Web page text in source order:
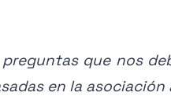
que nos
en la